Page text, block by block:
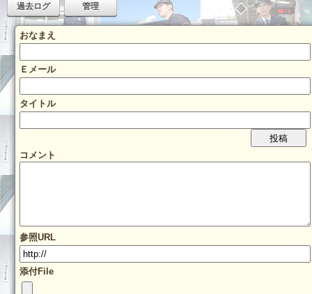
過去ログ
管理
おなまえ
Ｅメール
タイトル
コメント
参照URL
添付File